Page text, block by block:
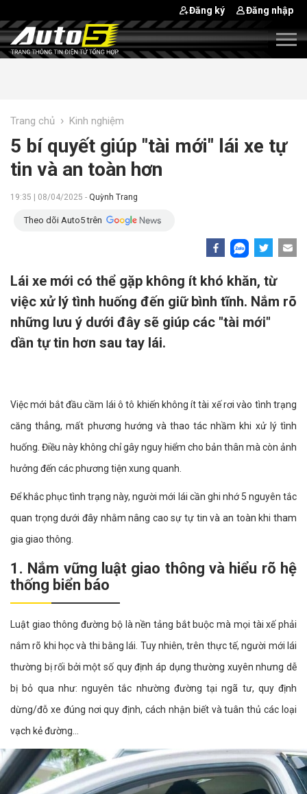
Đăng ký Đăng nhập
Trang chủ › Kinh nghiệm
5 bí quyết giúp "tài mới" lái xe tự
tin và an toàn hơn
19:35 | 08/04/2025 - Quỳnh Trang
Theo dõi Auto5 trên
Lái xe mới có thể gặp không ít khó khăn, từ
việc xử lý tình huống đến giữ bình tĩnh. Nắm rõ
những lưu ý dưới đây sẽ giúp các "tài mới"
dần tự tin hơn sau tay lái.
Việc mới bắt đầu cầm lái ô tô khiến không ít tài xế rơi vào tình trạng
căng thẳng, mất phương hướng và thao tác nhầm khi xử lý tình
huống. Điều này không chỉ gây nguy hiểm cho bản thân mà còn ảnh
hưởng đến các phương tiện xung quanh.
Để khắc phục tình trạng này, người mới lái cần ghi nhớ 5 nguyên tắc
quan trọng dưới đây nhằm nâng cao sự tự tin và an toàn khi tham
gia giao thông.
1. Nắm vững luật giao thông và hiểu rõ hệ
thống biển báo
Luật giao thông đường bộ là nền tảng bắt buộc mà mọi tài xế phải
nắm rõ khi học và thi bằng lái. Tuy nhiên, trên thực tế, người mới lái
thường bị rối bởi một số quy định áp dụng thường xuyên nhưng dễ
bị bỏ qua như: nguyên tắc nhường đường tại ngã tư, quy định
dừng/đỗ xe đúng nơi quy định, cách nhận biết và tuân thủ các loại
vạch kẻ đường...